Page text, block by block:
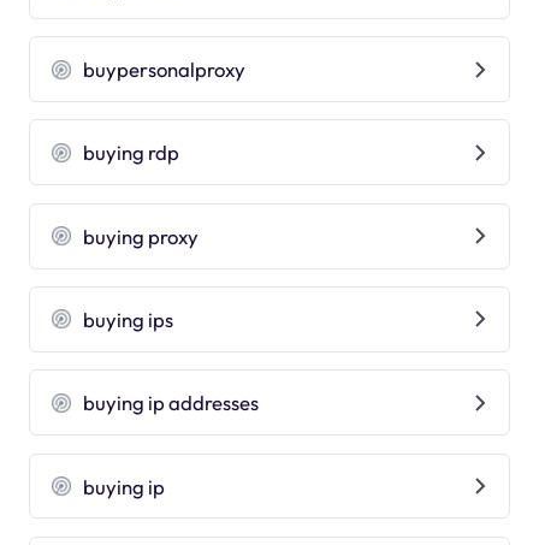
buypersonalproxy
buying rdp
buying proxy
buying ips
buying ip addresses
buying ip